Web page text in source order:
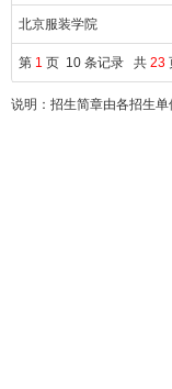
北京服装学院
第 1 页 10 条记录 共 23
说明：招生简章由各招生单